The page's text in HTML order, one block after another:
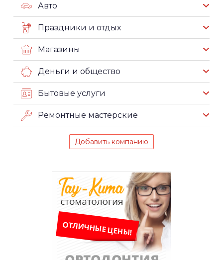
Авто
Праздники и отдых
Магазины
Деньги и общество
Бытовые услуги
Ремонтные мастерские
Добавить компанию